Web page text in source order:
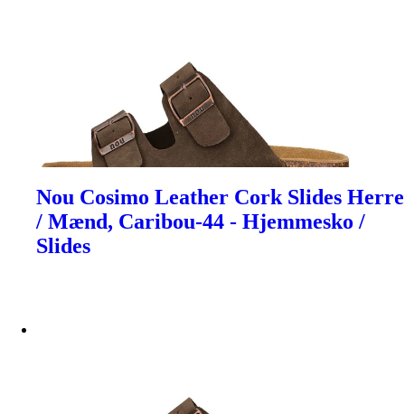
Nou Cosimo Leather Cork Slides Herre
/ Mænd, Caribou-44 - Hjemmesko /
Slides